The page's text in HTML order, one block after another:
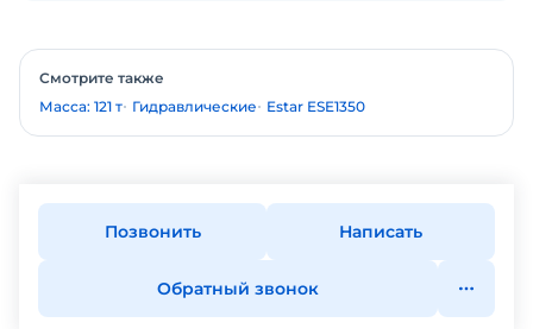
Смотрите также
Масса: 121 т Гидравлические Estar ESE1350
Позвонить Написать
Обратный звонок